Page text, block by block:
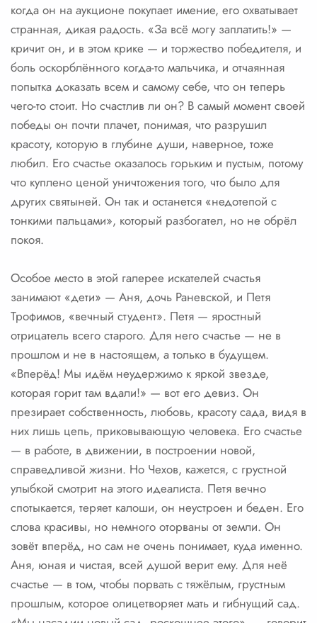
когда он на аукционе покупает имение, его охватывает
странная, дикая радость. «За всё могу заплатить!» —
кричит он, и в этом крике — и торжество победителя, и
боль оскорблённого когда-то мальчика, и отчаянная
попытка доказать всем и самому себе, что он теперь
чего-то стоит. Но счастлив ли он? В самый момент своей
победы он почти плачет, понимая, что разрушил
красоту, которую в глубине души, наверное, тоже
любил. Его счастье оказалось горьким и пустым, потому
что куплено ценой уничтожения того, что было для
других святыней. Он так и останется «недотепой с
тонкими пальцами», который разбогател, но не обрёл
покоя.
Особое место в этой галерее искателей счастья
занимают «дети» — Аня, дочь Раневской, и Петя
Трофимов, «вечный студент». Петя — яростный
отрицатель всего старого. Для него счастье — не в
прошлом и не в настоящем, а только в будущем.
«Вперёд! Мы идём неудержимо к яркой звезде,
которая горит там вдали!» — вот его девиз. Он
презирает собственность, любовь, красоту сада, видя в
них лишь цепь, приковывающую человека. Его счастье
— в работе, в движении, в построении новой,
справедливой жизни. Но Чехов, кажется, с грустной
улыбкой смотрит на этого идеалиста. Петя вечно
спотыкается, теряет калоши, он неустроен и беден. Его
слова красивы, но немного оторваны от земли. Он
зовёт вперёд, но сам не очень понимает, куда именно.
Аня, юная и чистая, всей душой верит ему. Для неё
счастье — в том, чтобы порвать с тяжёлым, грустным
прошлым, которое олицетворяет мать и гибнущий сад.